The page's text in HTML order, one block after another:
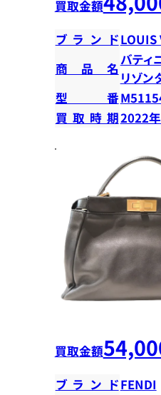
買取金額
ブランドLOUIS
商品名
バティ
リゾン
型番
買取時期2022
買取金額
ブランドFENDI